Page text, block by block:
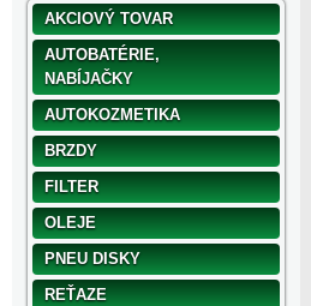
AKCIOVÝ TOVAR
AUTOBATÉRIE,
NABÍJAČKY
AUTOKOZMETIKA
BRZDY
FILTER
OLEJE
PNEU DISKY
REŤAZE